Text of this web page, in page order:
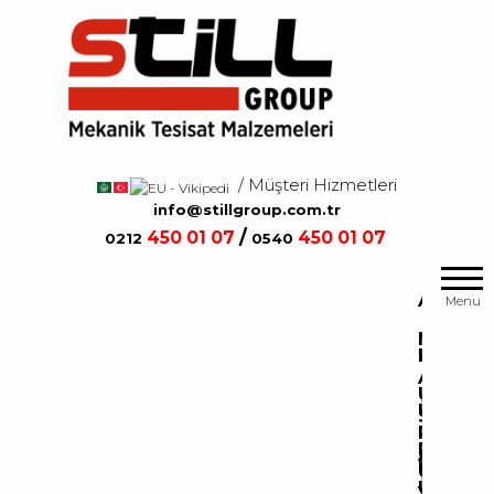
contenuto
/ Müşteri Hizmetleri
info@stillgroup.com.tr
0212 450 01 07 / 0540 450 01 07
Group
MalzemeleriMenu
A
N
A
S
A
K
U
R
U
Ü
R
Ü
K